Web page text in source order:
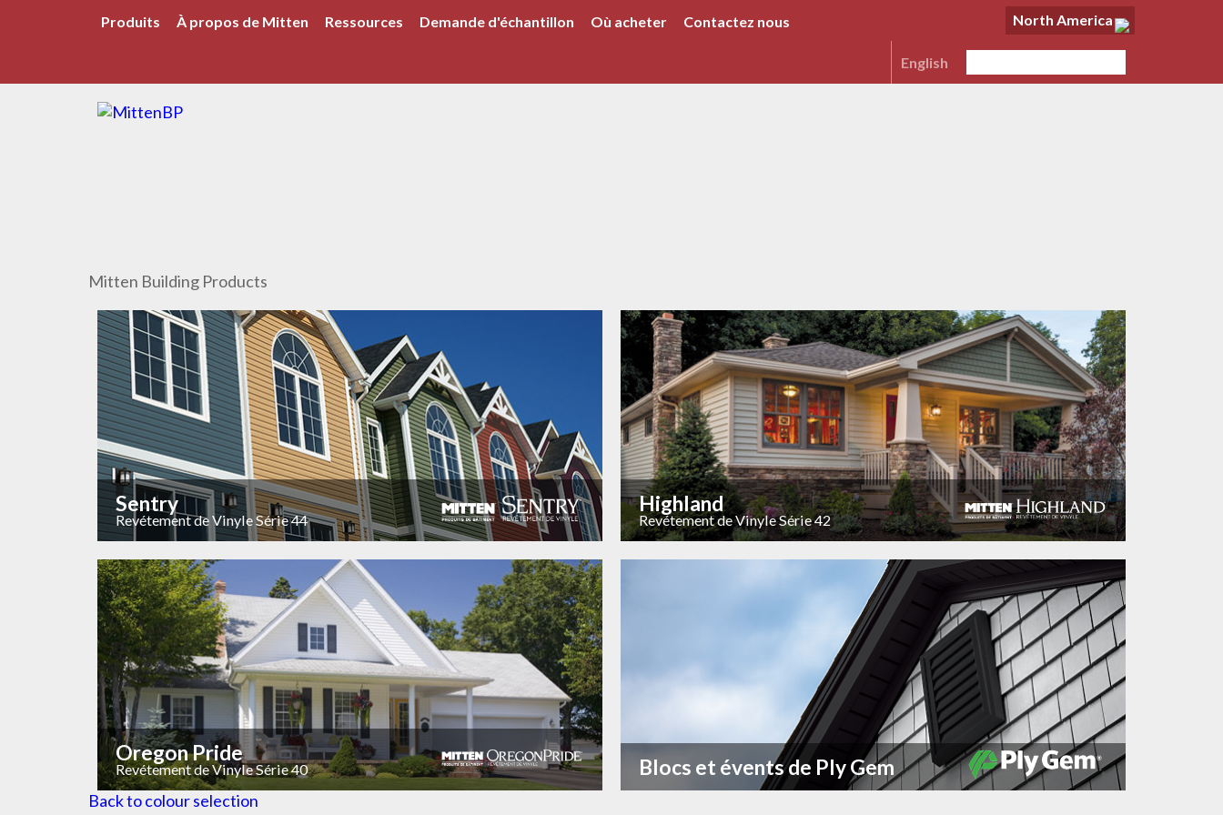
Produits À propos de Mitten Ressources Demande d'échantillon Où acheter Contactez nous North America
English
Mitten Building Products
Sentry
Revétement de Vinyle Série 44
Highland
Revétement de Vinyle Série 42
Oregon Pride
Revétement de Vinyle Série 40 Blocs et évents de Ply Gem
Back to colour selection